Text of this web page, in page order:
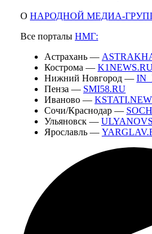
О НАРОДНОЙ МЕДИА-
Все порталы НМГ:
Астрахань —
Кострома —
Нижний Новгород —
Пенза — SMI58.RU
Иваново —
Сочи/Краснодар —
Ульяновск —
Ярославль —